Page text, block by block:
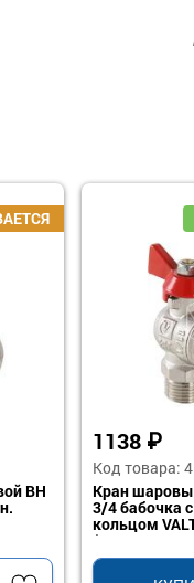
ВН
1138 ₽
Код товара:
Кран
3/4 бабочка
кольцом